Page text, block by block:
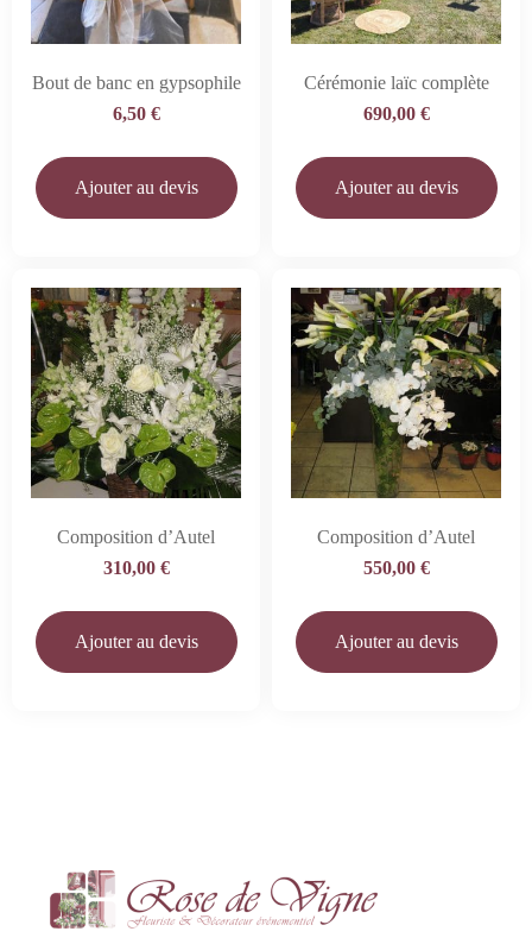
Bout de banc en gypsophile
6,50 €
Ajouter au devis
Cérémonie laïc complète
690,00 €
Ajouter au devis
Composition d’Autel
310,00 €
Ajouter au devis
Composition d’Autel
550,00 €
Ajouter au devis